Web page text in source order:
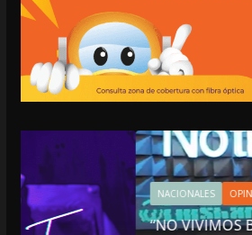
NACIONALES OPINIÓN
“NO VIVIMOS BUENOS